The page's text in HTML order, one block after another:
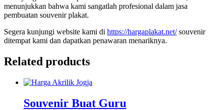
menunjukkan bahwa kami sangatlah profesional dalam jasa
pembuatan souvenir plakat.
Segera kunjungi website kami di https://hargaplakat.net/souvenir
ditempat kami dan dapatkan penawaran menariknya.
Related products
Souvenir Buat Guru